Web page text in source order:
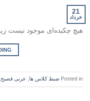
21
خرداد
هیچ چکیده‌ای موجود نیست
Posted in ضبط کلاس ها عربی فصیح